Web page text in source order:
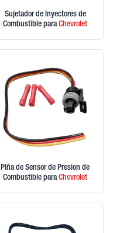
Sujetador de Inyectores de
Combustible paraChevrolet
Piña de Sensor de Presion de
Combustible paraChevrolet